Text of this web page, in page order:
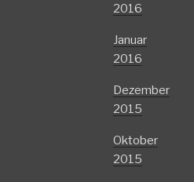
2016
Januar
2016
Dezember
2015
Oktober
2015